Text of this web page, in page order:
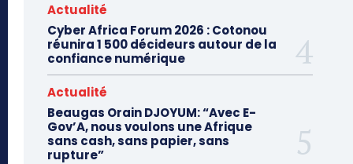
Actualité
Cyber Africa Forum 2026 : Cotonou
réunira 1 500 décideurs autour de la
confiance numérique
Actualité
Beaugas Orain DJOYUM: “Avec E-
Gov’A, nous voulons une Afrique
sans cash, sans papier, sans
rupture”